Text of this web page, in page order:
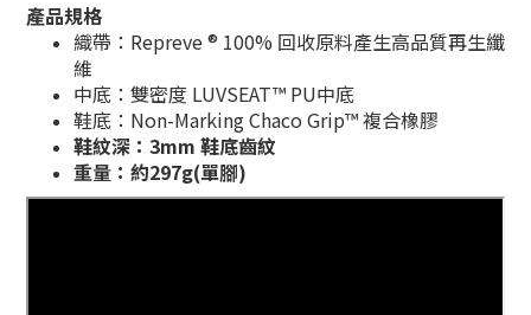
產品規格
織帶：Repreve ® 100% 回收原料產生高品質再生纖
維
中底：雙密度 LUVSEAT™ PU中底
鞋底：Non-Marking Chaco Grip™ 複合橡膠
鞋紋深：3mm 鞋底齒紋
重量：約297g(單腳)